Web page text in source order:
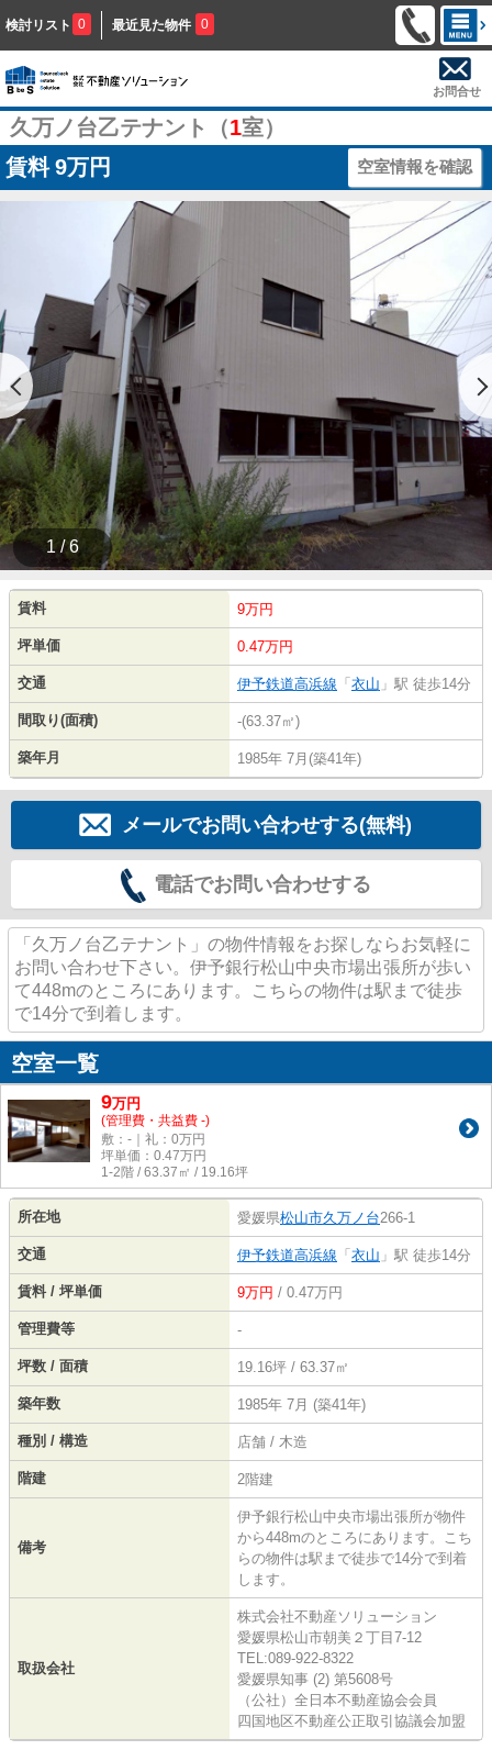
検討リスト 0 最近見た物件 0
お問合せ
久万ノ台乙テナント（1室）
賃料 9万円 空室情報を確認
1 / 6
賃料 9万円
坪単価 0.47万円
交通 伊予鉄道高浜線 「 衣山 」駅 徒歩14分
間取り(面積) -(63.37㎡)
築年月 1985年 7月(築41年)
メールでお問い合わせする(無料)
電話でお問い合わせする
「久万ノ台乙テナント」の物件情報をお探しならお気軽に
お問い合わせ下さい。伊予銀行松山中央市場出張所が歩い
て448mのところにあります。こちらの物件は駅まで徒歩
で14分で到着します。
空室一覧
9万円
(管理費・共益費 -)
敷：-｜礼：0万円
坪単価： 0.47万円
1-2階 / 63.37㎡ / 19.16坪
所在地 愛媛県松山市久万ノ台266-1
交通 伊予鉄道高浜線 「 衣山 」駅 徒歩14分
賃料 / 坪単価 9万円 / 0.47万円
管理費等 -
坪数 / 面積 19.16坪 / 63.37㎡
築年数 1985年 7月 (築41年)
種別 / 構造 店舗 / 木造
階建 2階建
備考
伊予銀行松山中央市場出張所が物件
から448mのところにあります。こち
らの物件は駅まで徒歩で14分で到着
します。
取扱会社
株式会社不動産ソリューション
愛媛県松山市朝美２丁目7-12
TEL:089-922-8322
愛媛県知事 (2) 第5608号
（公社）全日本不動産協会会員
四国地区不動産公正取引協議会加盟